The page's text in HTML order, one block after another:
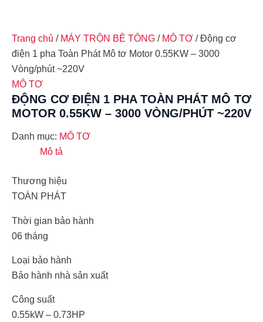
Trang chủ / MÁY TRỘN BÊ TÔNG / MÔ TƠ / Động cơ
điện 1 pha Toàn Phát Mô tơ Motor 0.55KW – 3000
Vòng/phút ~220V
MÔ TƠ
ĐỘNG CƠ ĐIỆN 1 PHA TOÀN PHÁT MÔ TƠ
MOTOR 0.55KW – 3000 VÒNG/PHÚT ~220V
Danh mục: MÔ TƠ
Mô tả
Thương hiệu
TOÀN PHÁT
Thời gian bảo hành
06 tháng
Loại bảo hành
Bảo hành nhà sản xuất
Công suất
0.55kW – 0.73HP